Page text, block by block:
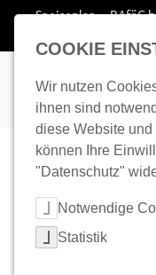
Zum Inhalt springen
Speiseplan BAföG
COOKIE
Wir nutzen
ihnen sind
diese Website
können Ihre
"Datenschutz"
Cookie-
Notwendige
Statistik